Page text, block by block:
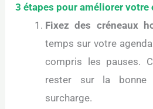
3 étapes pour améliorer votre
Fixez des créneaux
temps sur votre
compris les pauses.
rester sur la bonne
surcharge.